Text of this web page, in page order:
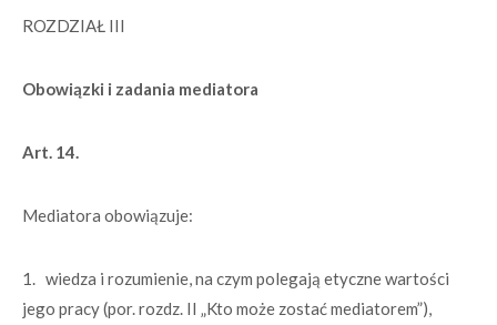
ROZDZIAŁ III
Obowiązki i zadania mediatora
Art. 14.
Mediatora obowiązuje:
1. wiedza i rozumienie, na czym polegają etyczne wartości
jego pracy (por. rozdz. II „Kto może zostać mediatorem”),